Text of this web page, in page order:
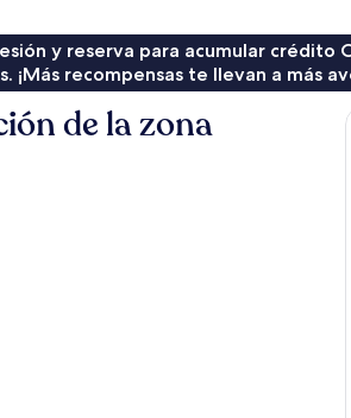
y reserva para acumular crédito
¡Más recompensas te llevan a más
de la zona